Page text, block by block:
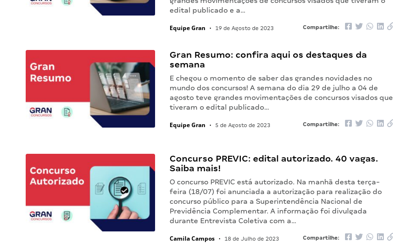
edital publicado e a…
Equipe Gran • 19 de Agosto de 2023 Compartilhe:
Gran Resumo: confira aqui os destaques da
semana
E chegou o momento de saber das grandes novidades no
mundo dos concursos! A semana do dia 29 de julho a 04 de
agosto teve grandes movimentações de concursos visados que
tiveram o edital publicado…
Equipe Gran • 5 de Agosto de 2023 Compartilhe:
Concurso PREVIC: edital autorizado. 40 vagas.
Saiba mais!
O concurso PREVIC está autorizado. Na manhã desta terça-
feira (18/07) foi anunciada a autorização para realização do
concurso público para a Superintendência Nacional de
Previdência Complementar. A informação foi divulgada
durante Entrevista Coletiva com a…
Camila Campos • 18 de Julho de 2023 Compartilhe: